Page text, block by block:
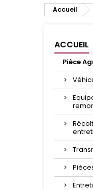
Accueil
ACCUEIL
Pièce